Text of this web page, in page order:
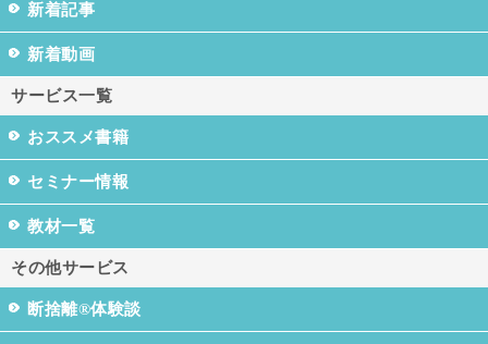
新着記事
新着動画
サービス一覧
おススメ書籍
セミナー情報
教材一覧
その他サービス
断捨離®体験談